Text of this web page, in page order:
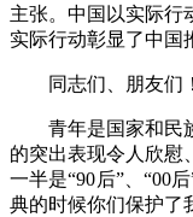
主张。中国以实际行
实际行动彰显了中国
同志们、朋友们！
青年是国家和民族
的突出表现令人欣慰
一半是“90后”、“00
典的时候你们保护了